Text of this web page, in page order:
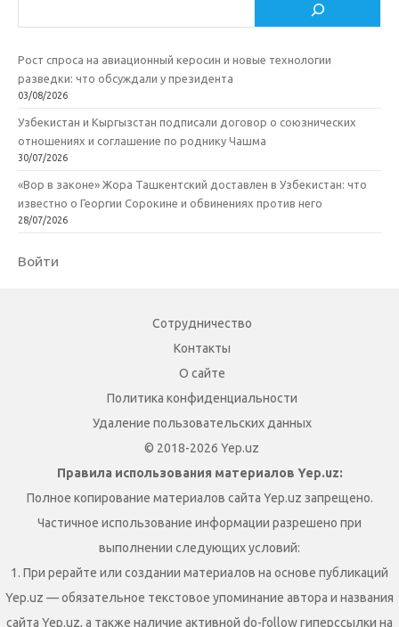
Рост спроса на авиационный керосин и новые технологии
разведки: что обсуждали у президента
03/08/2026
Узбекистан и Кыргызстан подписали договор о союзнических
отношениях и соглашение по роднику Чашма
30/07/2026
«Вор в законе» Жора Ташкентский доставлен в Узбекистан: что
известно о Георгии Сорокине и обвинениях против него
28/07/2026
Войти
Сотрудничество
Контакты
О сайте
Политика конфиденциальности
Удаление пользовательских данных
© 2018-2026 Yep.uz
Правила использования материалов Yep.uz:
Полное копирование материалов сайта Yep.uz запрещено.
Частичное использование информации разрешено при
выполнении следующих условий:
1. При рерайте или создании материалов на основе публикаций
Yep.uz — обязательное текстовое упоминание автора и названия
сайта Yep.uz, а также наличие активной do-follow гиперссылки на